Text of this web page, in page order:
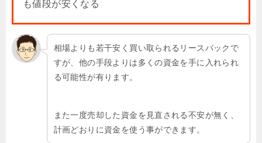
も値段が安くなる
相場よりも若干安く買い取られるリースバックで
すが、他の手段よりは多くの資金を手に入れられ
る可能性が有ります。
また一度売却した資金を見直される不安が無く、
計画どおりに資金を使う事ができます。